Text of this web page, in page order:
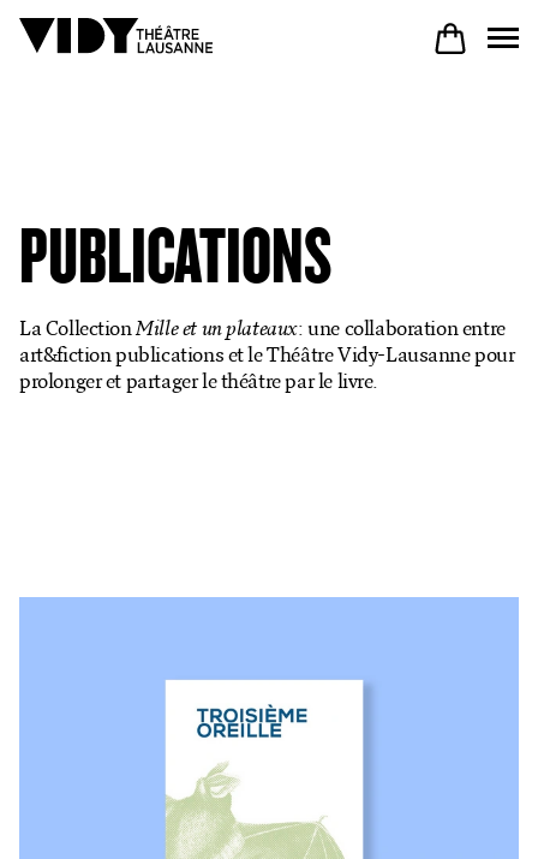
PARTICIPER
VENIR À VIDY
PUBLICATIONS
La CollectionMille et un plateaux: une collaboration entre
art&fiction publications et le Théâtre Vidy-Lausanne pour
prolonger et partager le théâtre par le livre.